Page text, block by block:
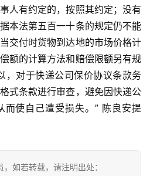
人有约定的，按照其约定；没有
本法第五百一十条的规定仍不能
交付时货物到达地的市场价格计
额的计算方法和赔偿限额另有规
，对于快递公司保价协议条款务
式条款进行审查，避免因快递公
而使自己遭受损失。” 陈良安提
如若转载，请注明出处：